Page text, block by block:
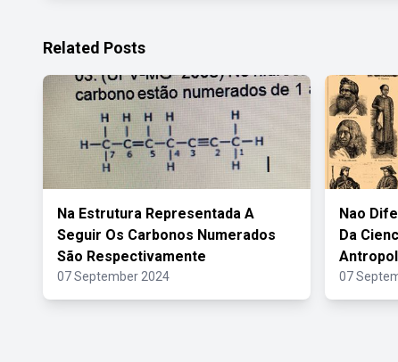
Related Posts
Na Estrutura Representada A
Seguir Os Carbonos Numerados
São Respectivamente
07 September 2024
Nao
Da
07